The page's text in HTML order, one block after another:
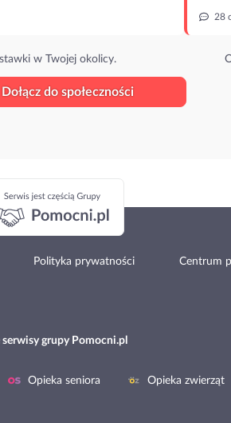
w Twojej okolicy.
28
Dołącz do społeczności
Polityka prywatności Centrum
serwisy grupy Pomocni.pl
Opieka seniora Opieka zwierząt